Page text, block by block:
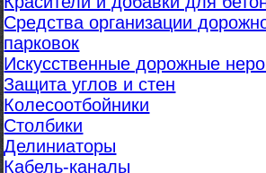
Средства организации
парковок
Искусственные дорожные
Защита углов и стен
Колесоотбойники
Столбики
Делиниаторы
Кабель-каналы